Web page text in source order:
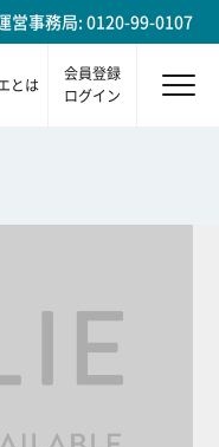
営事務局: 0120-99-0107
とは
会員登録
ログイン